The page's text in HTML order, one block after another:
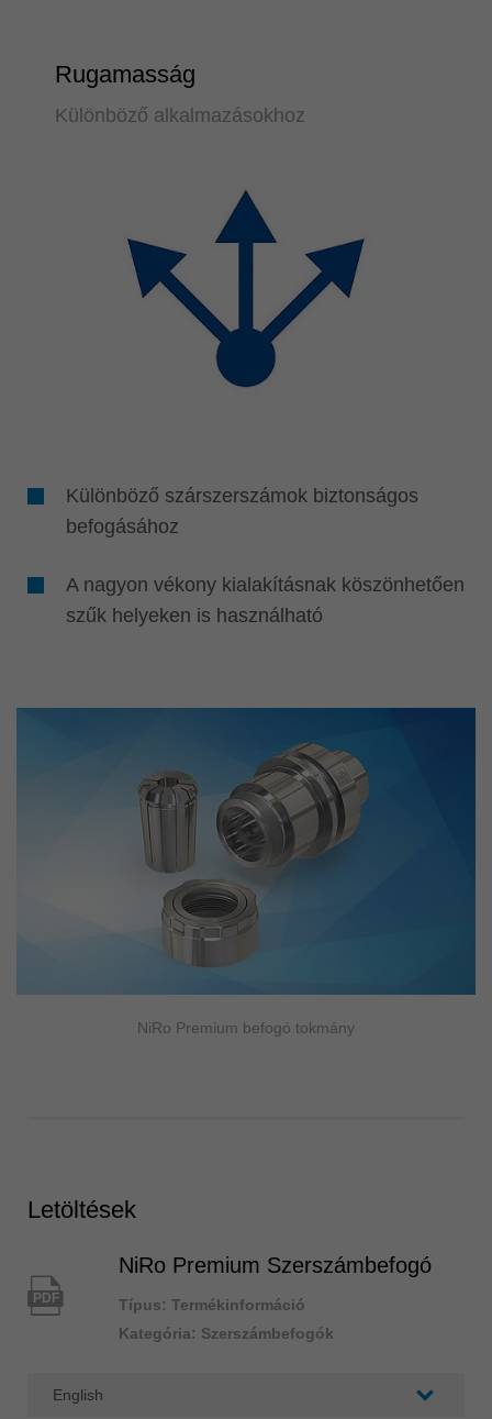
Rugamasság
Különböző alkalmazásokhoz
Különböző szárszerszámok biztonságos
befogásához
A nagyon vékony kialakításnak köszönhetően
szűk helyeken is használható
NiRo Premium befogó tokmány
Letöltések
PDF
NiRo Premium Szerszámbefogó
Típus: Termékinformáció
Kategória: Szerszámbefogók